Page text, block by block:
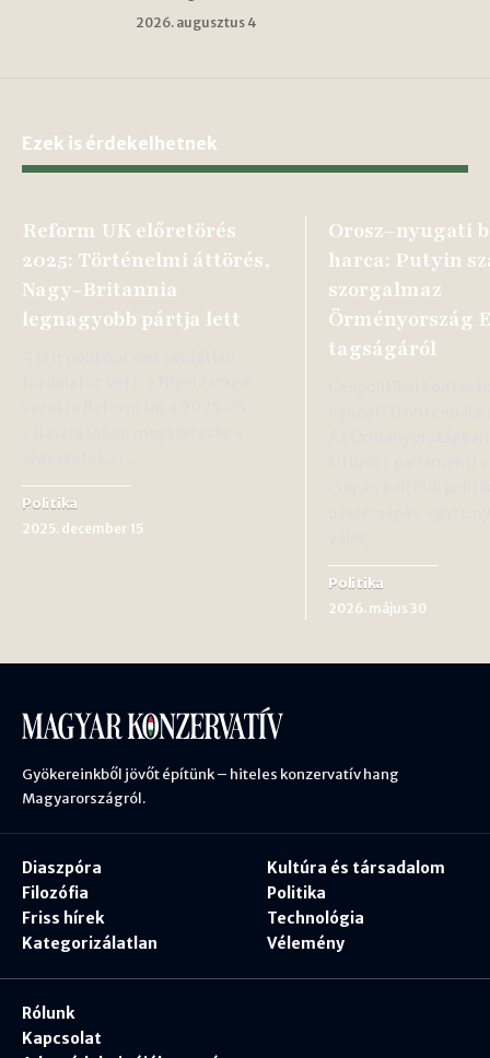
2026. augusztus 4
Ezek is érdekelhetnek
Reform UK előretörés
2025: Történelmi áttörés,
Nagy-Britannia
legnagyobb pártja lett
Politika
2025. december 15
Orosz–nyugati
harca: Putyin
szorgalmaz
Örményország
tagságáról
Politika
2026. május 30
Gyökereinkből jövőt építünk – hiteles konzervatív hang
Magyarországról.
Diaszpóra
Filozófia
Friss hírek
Kategorizálatlan
Kultúra és társadalom
Politika
Technológia
Vélemény
Rólunk
Kapcsolat